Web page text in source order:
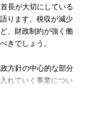
長が大切にしている
ります。税収が減少
、財政制約が強く働
きでしょう。
方針の中心的な部分
れていく事業につい